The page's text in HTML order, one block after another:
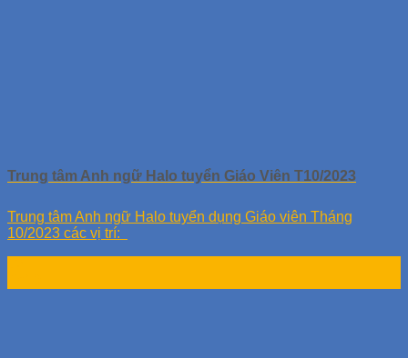
Trung tâm Anh ngữ Halo tuyển Giáo Viên T10/2023
Trung tâm Anh ngữ Halo tuyển dụng Giáo viên Tháng
10/2023 các vị trí: